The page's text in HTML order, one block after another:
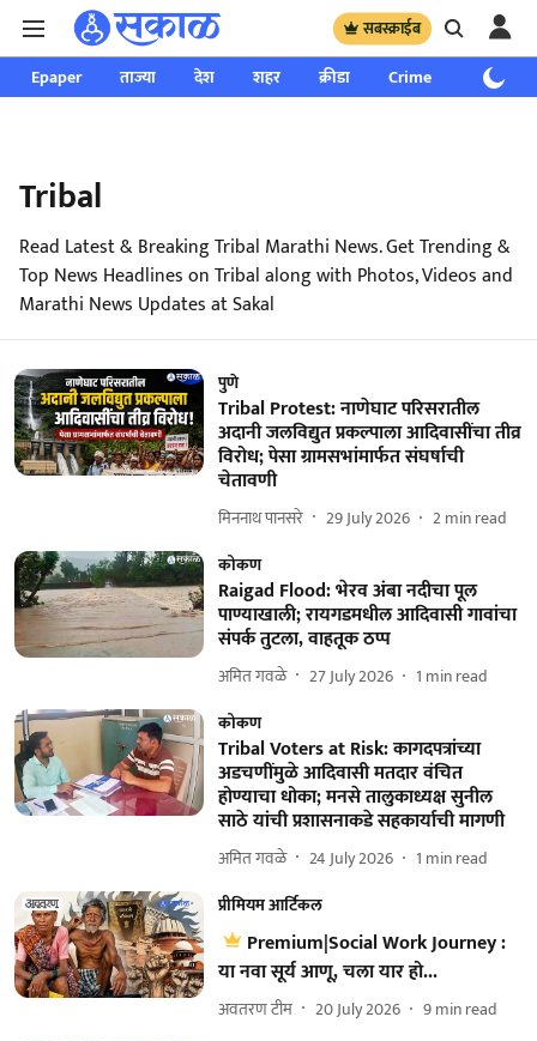
सबस्क्राईब
Epaper ताज्या देश शहर क्रीडा Crime साप्ताहिक
Tribal
Read Latest & Breaking Tribal Marathi News. Get Trending &
Top News Headlines on Tribal along with Photos, Videos and
Marathi News Updates at Sakal
पुणे
Tribal Protest: नाणेघाट परिसरातील
अदानी जलविद्युत प्रकल्पाला आदिवासींचा तीव्र
विरोध; पेसा ग्रामसभांमार्फत संघर्षाची
चेतावणी
मिननाथ पानसरे 29 July 2026 2min read
कोकण
Raigad Flood: भेरव अंबा नदीचा पूल
पाण्याखाली; रायगडमधील आदिवासी गावांचा
संपर्क तुटला, वाहतूक ठप्प
अमित गवळे 27 July 2026 1 min read
कोकण
Tribal Voters at Risk: कागदपत्रांच्या
अडचणींमुळे आदिवासी मतदार वंचित
होण्याचा धोका; मनसे तालुकाध्यक्ष सुनील
साठे यांची प्रशासनाकडे सहकार्याची मागणी
अमित गवळे 24 July 2026 1 min read
प्रीमियम आर्टिकल
Premium|Social Work Journey :
या नवा सूर्य आणू, चला यार हो...
अवतरण टीम 20 July 2026 9min read